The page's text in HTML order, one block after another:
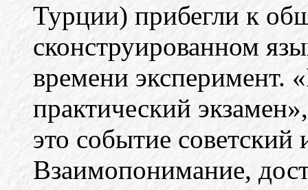
Турции) прибегли к
сконструированном
времени эксперимент.
практический
это событие
Взаимопонимание,